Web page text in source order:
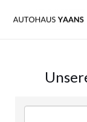
Inhalt